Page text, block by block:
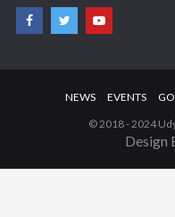
NEWS EVENTS
© 2018 - 2024
Design